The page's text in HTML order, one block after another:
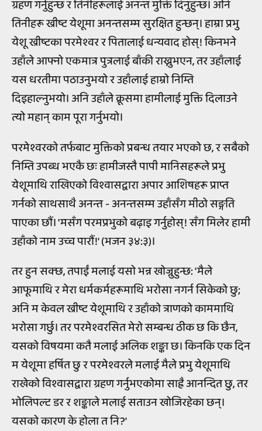
ग्रहण गर्नुहुन्छ र तिनीहरूलाई अनन्त मुक्ति दिनुहुन्छ। अनि
तिनीहरू ख्रीष्ट येशूमा अनन्तसम्म सुरक्षित हुन्छन्। हाम्रा प्रभु
येशू ख्रीष्टका परमेश्वर र पितालाई धन्यवाद होस्! किनभने
उहाँले आफ्नो एकमात्र पुत्रलाई बाँकी राख्नुभएन, तर उहाँलाई
यस धरतीमा पठाउनुभयो र उहाँलाई हाम्रो निम्ति
दिइहाल्नुभयो। अनि उहाँले क्रूसमा हामीलाई मुक्ति दिलाउने
त्यो महान् काम पूरा गर्नुभयो।
परमेश्वरको तर्फबाट मुक्तिको प्रबन्ध तयार भएको छ, र सबैको
निम्ति उपब्ध भएकै छः हामीजस्तै पापी मानिसहरूले प्रभु
येशूमाथि राखिएको विश्वासद्वारा अपार आशिषहरू प्राप्त
गर्नको साथसाथै अनन्त - अनन्तसम्म उहाँसँग मीठो सङ्गति
पाएका छौं। 'मसँग परमप्रभुको बढ़ाइ गर्नुहोस्! सँग मिलेर हामी
उहाँको नाम उच्च पारौं!' (भजन ३४:३)।
तर हुन सक्छ, तपाईं मलाई यसो भन्न खोज्नुहुन्छ: 'मैले
आफूमाथि र मेरा धर्मकर्महरूमाथि भरोसा नगर्न सिकेको छु;
अनि म केवल ख्रीष्ट येशूमाथि र उहाँको त्राणको काममाथि
भरोसा गर्छु। तर परमेश्वरसित मेरो सम्बन्ध ठीक छ कि छैन,
यसको विषयमा कतै मलाई अलिक शङ्का छ। किनकि एक दिन
म येशूमा हर्षित छु र परमेश्वरले मलाई मैले प्रभु येशूमाथि
राखेको विश्वासद्वारा ग्रहण गर्नुभएकोमा साह्रै आनन्दित छु, तर
भोलिपल्ट डर र शङ्काले मलाई सताउन खोजिरहेका छन्।
यसको कारण के होला त नि?'